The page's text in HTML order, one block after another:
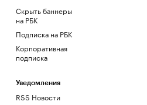
Скрыть баннеры
на РБК
Подписка на РБК
Корпоративная
подписка
Уведомления
RSS Новости